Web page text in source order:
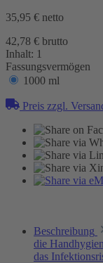
35,95 € netto
42,78 € brutto
Inhalt: 1
Fassungsvermögen
1000 ml
Preis zzgl.
Beschreibung
die
das